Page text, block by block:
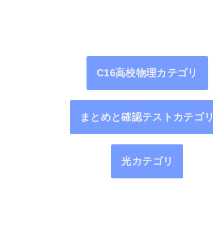
C16高校物理カテゴリ
まとめと確認テストカテゴリ
光カテゴリ